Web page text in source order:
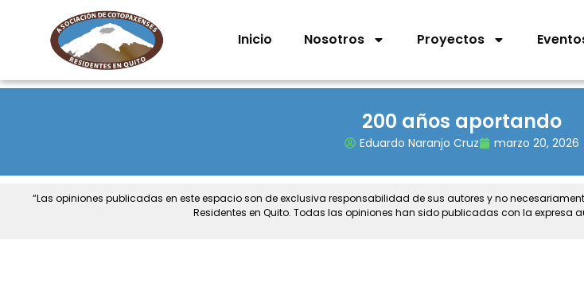
Inicio Nosotros Proyectos
200 años aportando
Eduardo Naranjo Cruz marzo 20, 2026
“Las opiniones publicadas en este espacio son de exclusiva responsabilidad de sus autores y no
Residentes en Quito. Todas las opiniones han sido publicadas con la expresa